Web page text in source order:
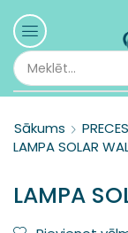
Sākums
LAMPA SOLAR
LAMPA